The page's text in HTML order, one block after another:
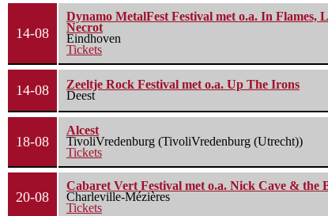
14-08
Dynamo MetalFest Festival met o.a. In
Necrot
Eindhoven
Tickets
14-08
Zeeltje Rock Festival met o.a. Up The Irons
Deest
18-08
Alcest
TivoliVredenburg (TivoliVredenburg (Utrecht))
Tickets
20-08
Cabaret Vert Festival met o.a. Nick Cave & the
Charleville-Mézières
Tickets